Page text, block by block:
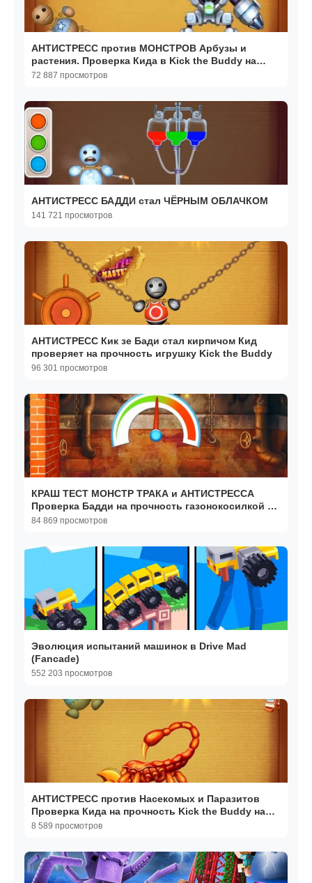
АНТИСТРЕСС против МОНСТРОВ Арбузы и
растения. Проверка Кида в Kick the Buddy на
крутилкины
72 887 просмотров
АНТИСТРЕСС БАДДИ стал ЧЁРНЫМ ОБЛАЧКОМ
141 721 просмотров
АНТИСТРЕСС Кик зе Бади стал кирпичом Кид
проверяет на прочность игрушку Kick the Buddy
96 301 просмотров
КРАШ ТЕСТ МОНСТР ТРАКА и АНТИСТРЕССА
Проверка Бадди на прочность газонокосилкой и
вертолётом
84 869 просмотров
Эволюция испытаний машинок в Drive Mad
(Fancade)
552 203 просмотров
АНТИСТРЕСС против Насекомых и Паразитов
Проверка Кида на прочность Kick the Buddy на
крутилкины.
8 589 просмотров